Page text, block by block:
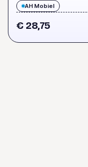
AH Mobiel
€ 28,75